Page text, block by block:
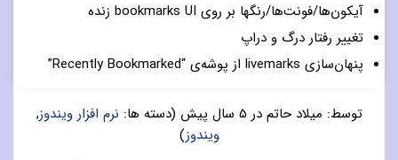
آیکون‌ها/فونت‌ها/رنگها بر روی bookmarks UI زنده
تغییر رفتار درگ و دراپ
پنهان‌سازی livemarks از پوشه‌ی “Recently Bookmarked”
توسط: میلاد حاتم در5 سال پیش (دسته ها: نرم افزار ویندوز,
ویندوز)